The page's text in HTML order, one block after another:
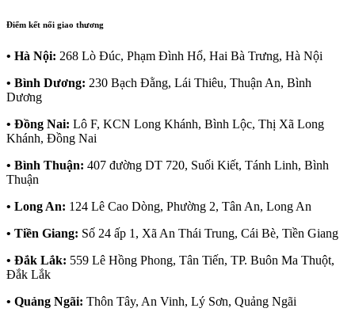
Điểm kết nối giao thương
• Hà Nội: 268 Lò Đúc, Phạm Đình Hổ, Hai Bà Trưng, Hà Nội
• Bình Dương: 230 Bạch Đằng, Lái Thiêu, Thuận An, Bình
Dương
• Đồng Nai: Lô F, KCN Long Khánh, Bình Lộc, Thị Xã Long
Khánh, Đồng Nai
• Bình Thuận: 407 đường DT 720, Suối Kiết, Tánh Linh, Bình
Thuận
• Long An: 124 Lê Cao Dòng, Phường 2, Tân An, Long An
• Tiền Giang: Số 24 ấp 1, Xã An Thái Trung, Cái Bè, Tiền Giang
• Đắk Lắk: 559 Lê Hồng Phong, Tân Tiến, TP. Buôn Ma Thuột,
Đắk Lắk
• Quảng Ngãi: Thôn Tây, An Vinh, Lý Sơn, Quảng Ngãi